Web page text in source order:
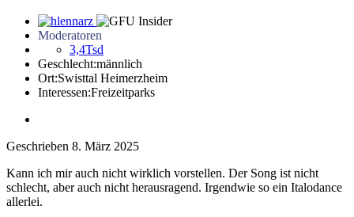
Moderatoren
3,4Tsd
Geschlecht:männlich
Ort:Swisttal Heimerzheim
Interessen:Freizeitparks
Geschrieben 8. März 2025
Kann ich mir auch nicht wirklich vorstellen. Der Song ist nicht
schlecht, aber auch nicht herausragend. Irgendwie so ein Italodance
allerlei.